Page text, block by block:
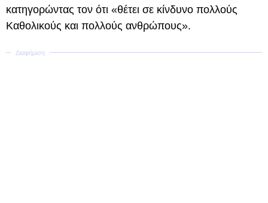
κατηγορώντας τον ότι «θέτει σε κίνδυνο πολλούς
Καθολικούς και πολλούς ανθρώπους».